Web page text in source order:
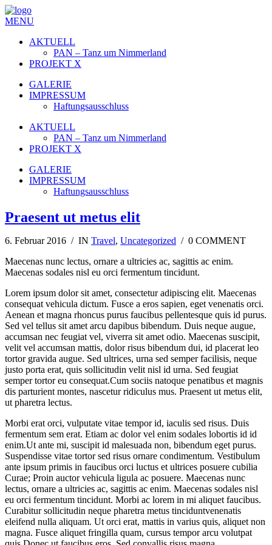
MENU
AKTUELL
PAN – Tanz um Nimmerland
PROJEKT X
GALERIE
IMPRESSUM
Haftungsausschluss
AKTUELL
PAN – Tanz um Nimmerland
PROJEKT X
GALERIE
IMPRESSUM
Haftungsausschluss
Praesent ut metus elit
6. Februar 2016 / IN Travel, Uncategorized / 0 COMMENT
Maecenas nunc lectus, ornare a ultricies ac, sagittis ac enim.
Maecenas sodales nisl eu orci fermentum tincidunt.
Lorem ipsum dolor sit amet, consectetur adipiscing elit. Maecenas
consequat vehicula dictum. Fusce a eros sapien, eget venenatis orci.
Aenean et magna rhoncus purus faucibus pellentesque quis id purus.
Sed vel tellus sit amet arcu dapibus bibendum. Duis neque augue,
accumsan nec feugiat vel, viverra sit amet odio. Maecenas suscipit,
velit vel accumsan mattis, dolor risus bibendum dui, id placerat leo
tortor gravida augue. Sed ultrices, urna sed semper facilisis, neque
justo porta erat, quis sollicitudin velit nisl id urna. Sed feugiat
semper tortor eu consequat.Cum sociis natoque penatibus et magnis
dis parturient montes, nascetur ridiculus mus. Praesent ut metus elit,
ut pharetra lectus.
Morbi erat orci, vulputate vitae tempor id, iaculis sed risus. Duis
fermentum sem erat. Etiam ac dolor vel enim sodales lobortis id id
enim.Ut ante mi, suscipit id malesuada non, bibendum eget purus.
Suspendisse vitae tortor sed risus ornare condimentum. Vestibulum
ante ipsum primis in faucibus orci luctus et ultrices posuere cubilia
Curae; Proin auctor vehicula ligula ac posuere. Maecenas nunc
lectus, ornare a ultricies ac, sagittis ac enim. Maecenas sodales nisl
eu orci fermentum tincidunt. Morbi ac lorem in mi aliquet faucibus.
Curabitur sollicitudin neque pharetra metus tinciduntvenenatis
eleifend nulla aliquam. Ut orci erat, mattis in varius quis, aliquet non
magna. Fusce aliquet fringilla quam, cursus tempor arcu volutpat